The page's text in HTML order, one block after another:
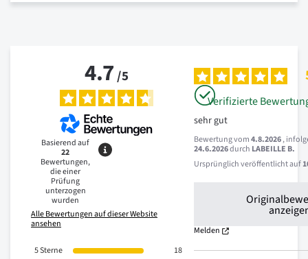
4.7/5
Basierend auf
22
Bewertungen,
die einer
Prüfung
unterzogen
wurden
Alle Bewertungen auf dieser Website
ansehen
5Sterne
18
Verifizierte
sehr gut
Bewertung vom4.8.2026,
24.6.2026durch LABEILLE B.
Ursprünglich veröffentlicht auf
Melden